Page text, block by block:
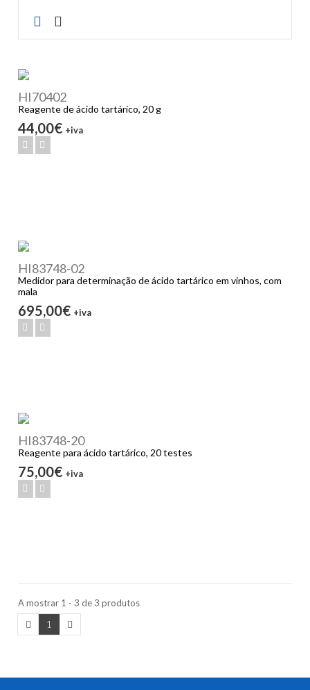
HI70402
Reagente de ácido tartárico, 20 g
44,00€ +iva
HI83748-02
Medidor para determinação de ácido tartárico em vinhos, com
mala
695,00€ +iva
HI83748-20
Reagente para ácido tartárico, 20 testes
75,00€ +iva
A mostrar 1 - 3 de 3 produtos
1